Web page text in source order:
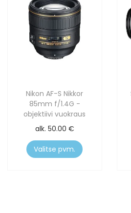
Nikon AF-S Nikkor
85mm f/1.4G -
objektiivi vuokraus
alk. 50.00 €
Valitse pvm.